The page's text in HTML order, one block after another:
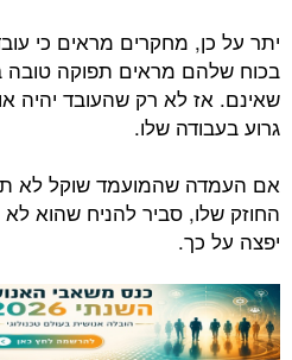
יתר על כן, מחקרים מראים כי
בכוח שלהם מראים תפוקה טובה
שאינם. אז לא רק שהעובד יהיה
גרוע בעבודה שלו.
אם העמדה שהמועמד שוקל לא
החוזק שלו, סביר להניח שהוא
יפצה על כך.